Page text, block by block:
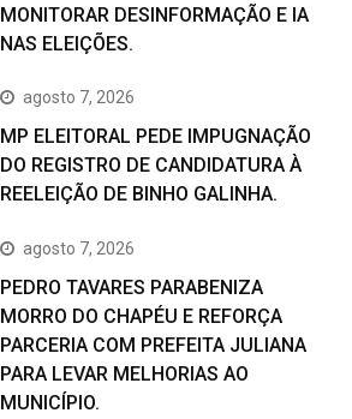
MONITORAR DESINFORMAÇÃO E IA
NAS ELEIÇÕES.
agosto 7, 2026
MP ELEITORAL PEDE IMPUGNAÇÃO
DO REGISTRO DE CANDIDATURA À
REELEIÇÃO DE BINHO GALINHA.
agosto 7, 2026
PEDRO TAVARES PARABENIZA
MORRO DO CHAPÉU E REFORÇA
PARCERIA COM PREFEITA JULIANA
PARA LEVAR MELHORIAS AO
MUNICÍPIO.